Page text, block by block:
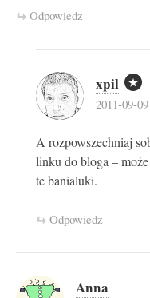
Odpowiedz
xpil
2011-09-
A rozpowszechniaj
linku do bloga –
te banialuki.
Odpowiedz
Anna